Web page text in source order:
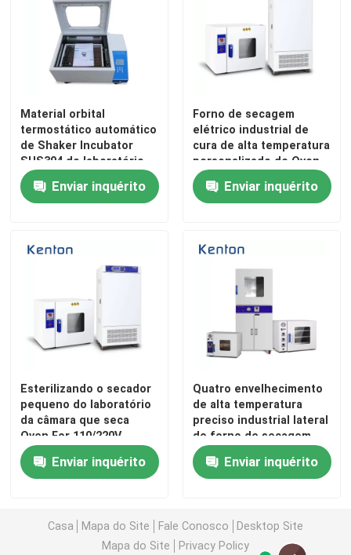
Produtos
Quem Somos
Fábrica
Controle de Qualidade
Fale Conosco
notícias
Todos os casos
forno de secagem industrial
Material orbital
termostático automático
de Shaker Incubator
SUS304 do laboratório
Enviar inquérito
Forno de secagem
elétrico industrial de
cura de alta temperatura
personalizado de Oven
Hot Air Circulating
LaboratoryEnviar inquérito
Esterilizando o secador
pequeno do laboratório
da câmara que seca
Oven For 110/220V
Enviar inquérito
Quatro envelhecimento
de alta temperatura
preciso industrial lateral
do forno de secagem
DZF do vácuo
Enviar inquérito
Casa Mapa do Site Fale Conosco
Desktop Site
Mapa do Site
Privacy Policy